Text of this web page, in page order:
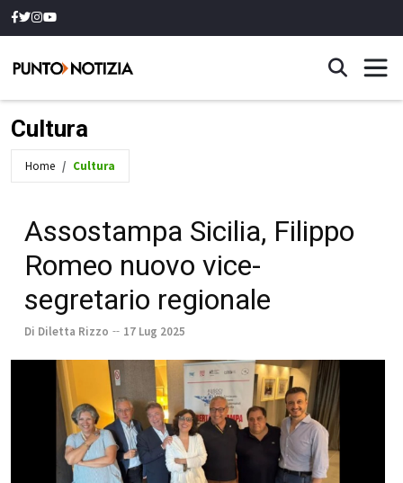
Cultura
Home Cultura
Assostampa Sicilia, Filippo
Romeo nuovo vice-
segretario regionale
Di Diletta Rizzo 17 Lug 2025